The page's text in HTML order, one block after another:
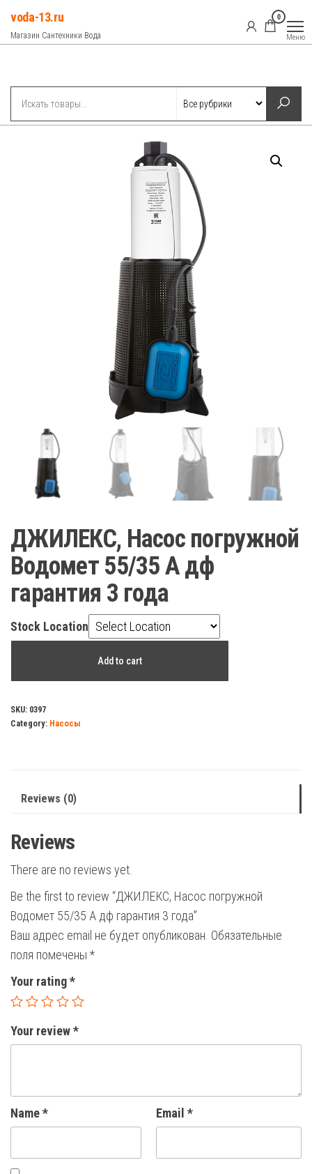
Перейти
содержимому
voda-13.ru
Магазин Сантехники Вода
0
Меню
ДЖИЛЕКС, Насос погружной
Водомет 55/35 А дф
гарантия 3 года
Stock Location
Водомет
55/35
quantity
Add to cart
SKU: 0397
Category: Насосы
Reviews (0)
Reviews
There are no reviews yet.
Be the first to review “ДЖИЛЕКС, Насос погружной
Водомет 55/35 А дф гарантия 3 года”
Ваш адрес email не будет опубликован. Обязательные
поля помечены *
Your rating*
Your review*
Name* Email *